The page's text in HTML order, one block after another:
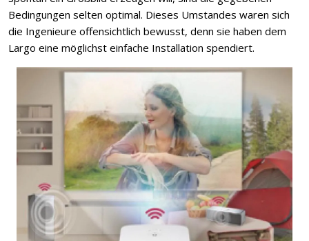
Bedingungen selten optimal. Dieses Umstandes waren sich
die Ingenieure offensichtlich bewusst, denn sie haben dem
Largo eine möglichst einfache Installation spendiert.